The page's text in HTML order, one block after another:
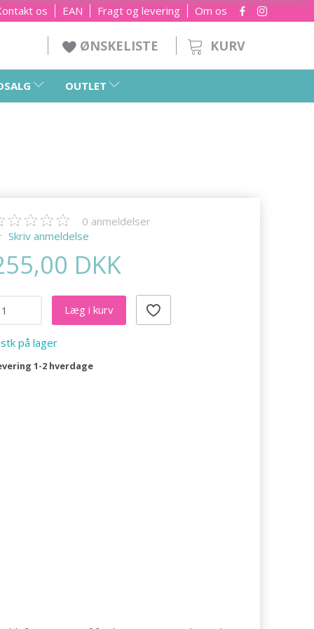
Om os
Fragt og levering
EAN
os
KURV
ØNSKELISTE
OUTLET
0 anmeldelser
Skriv anmeldelse
DKK
Læg i kurv
på lager
1-2 hverdage